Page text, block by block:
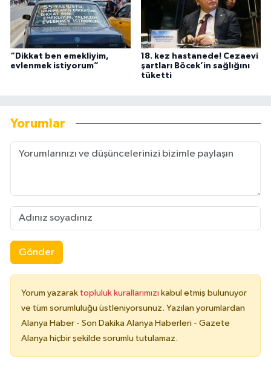
“Dikkat ben emekliyim,
evlenmek istiyorum”
18. kez hastanede! Cezaevi
şartları Böcek’in sağlığını
tüketti
Yorumlar
Gönder
Yorum yazarak topluluk kurallarımızı kabul etmiş bulunuyor
ve tüm sorumluluğu üstleniyorsunuz. Yazılan yorumlardan
Alanya Haber - Son Dakika Alanya Haberleri - Gazete
Alanya hiçbir şekilde sorumlu tutulamaz.